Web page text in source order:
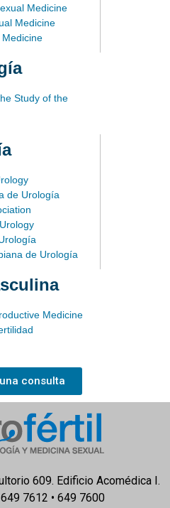
Medicine
Medicine
Study of the
de Urología
de Urología
Medicine
consulta
609. Edificio Acomédica I.
7612 • 649 7600